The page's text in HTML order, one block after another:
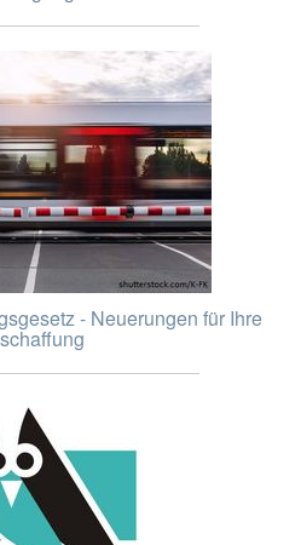
- Neuerungen für Ihre